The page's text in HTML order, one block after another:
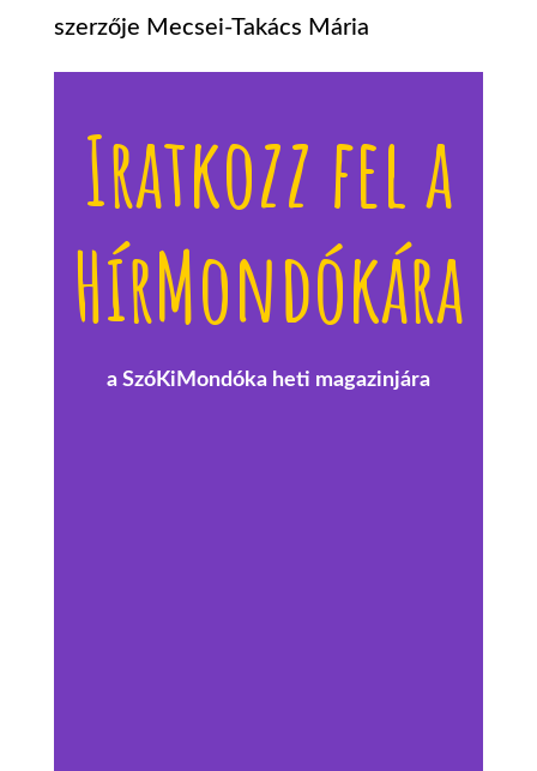
szerzője Mecsei-Takács Mária
Iratkozz fel a
HírMondókára
a SzóKiMondóka heti magazinjára